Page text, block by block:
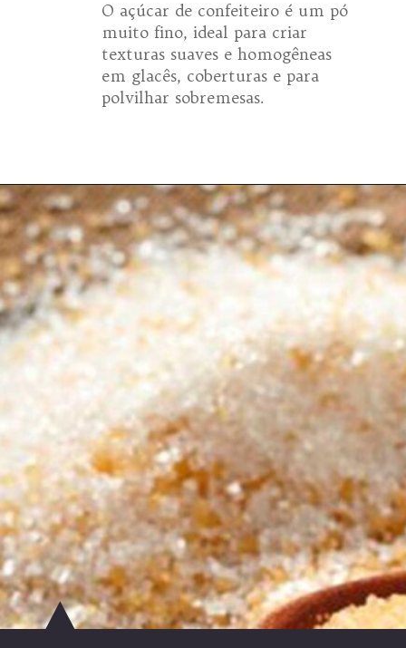
O açúcar de confeiteiro é um pó
muito fino, ideal para criar
texturas suaves e homogêneas
em glacês, coberturas e para
polvilhar sobremesas.